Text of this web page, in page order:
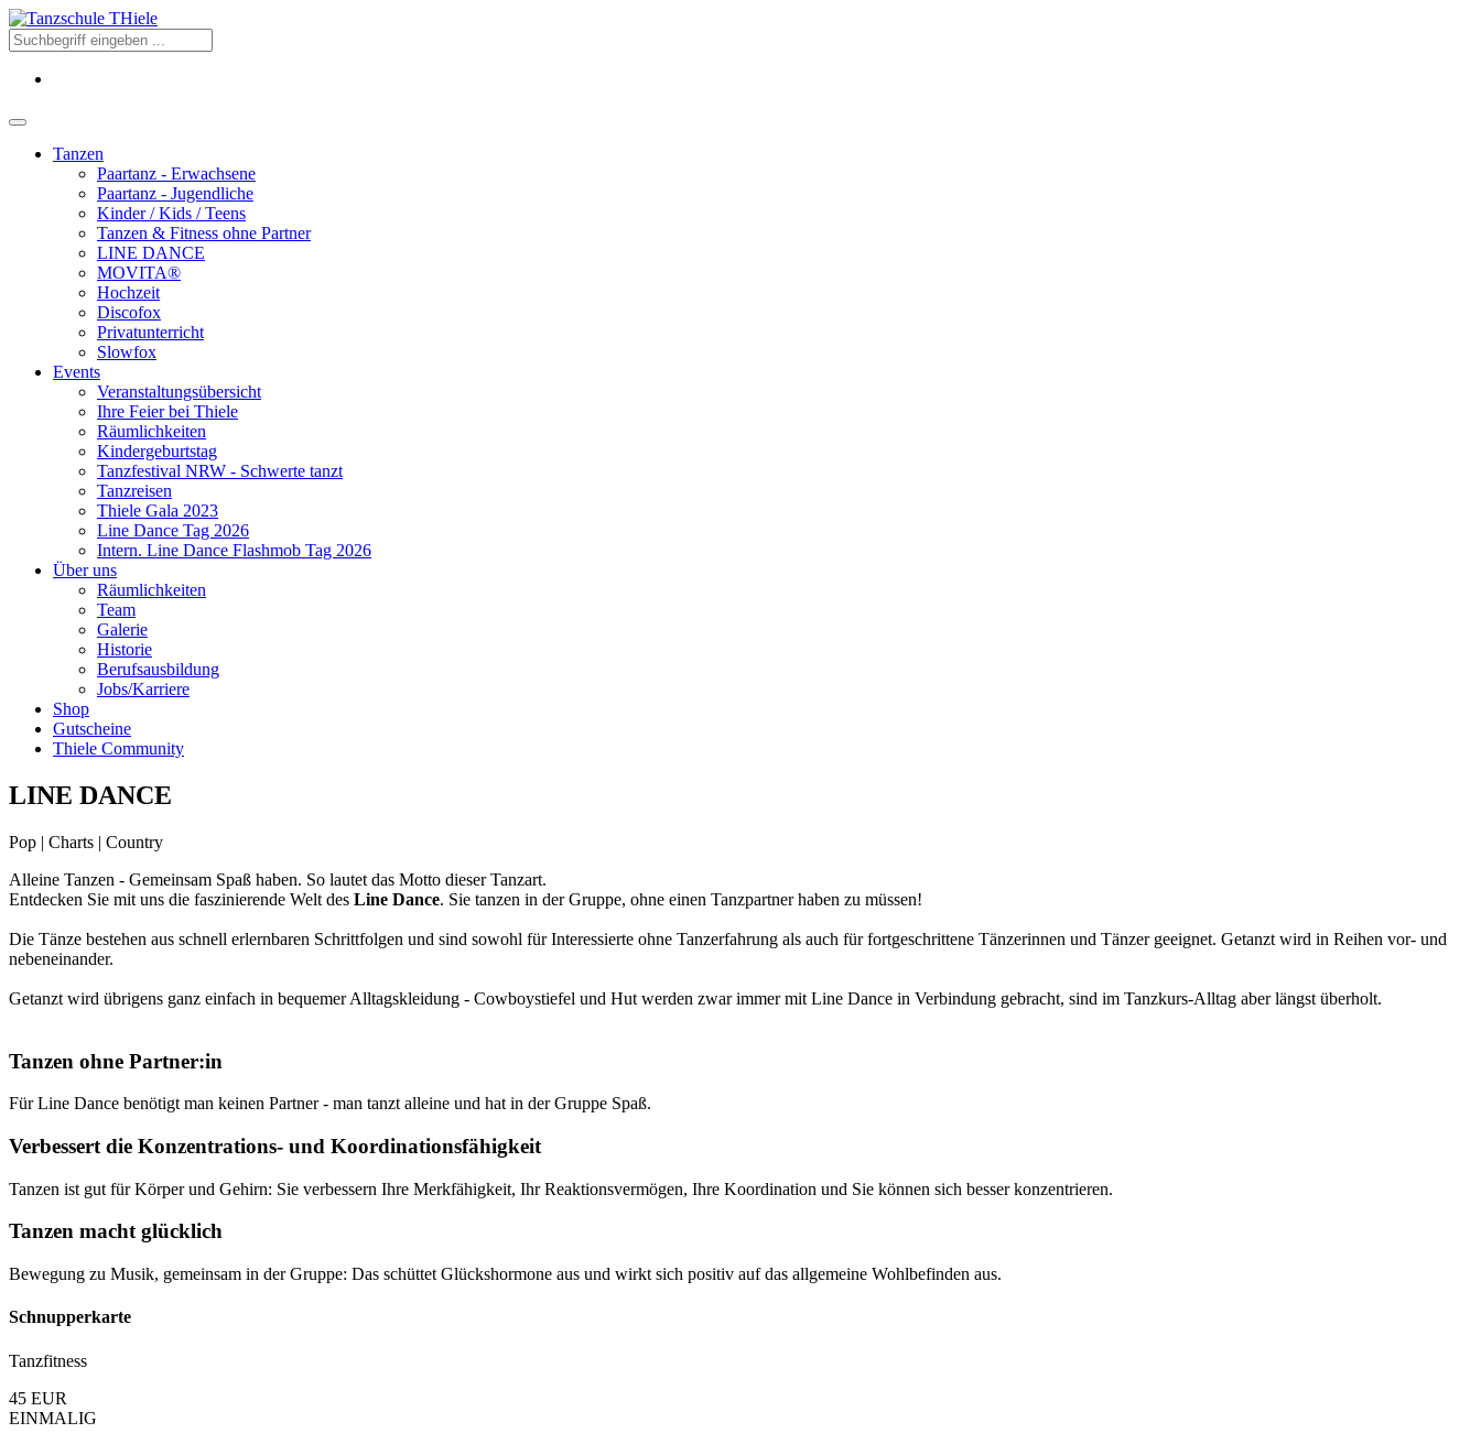
Tanzen
Paartanz - Erwachsene
Paartanz - Jugendliche
Kinder / Kids / Teens
Tanzen & Fitness ohne Partner
LINE DANCE
MOVITA®
Hochzeit
Discofox
Privatunterricht
Slowfox
Events
Veranstaltungsübersicht
Ihre Feier bei Thiele
Räumlichkeiten
Kindergeburtstag
Tanzfestival NRW - Schwerte tanzt
Tanzreisen
Thiele Gala 2023
Line Dance Tag 2026
Intern. Line Dance Flashmob Tag 2026
Über uns
Räumlichkeiten
Team
Galerie
Historie
Berufsausbildung
Jobs/Karriere
Shop
Gutscheine
Thiele Community
LINE DANCE
Pop | Charts | Country
Alleine Tanzen - Gemeinsam Spaß haben. So lautet das Motto dieser Tanzart.
Entdecken Sie mit uns die faszinierende Welt des Line Dance. Sie tanzen in der Gruppe, ohne einen Tanzpartner haben zu müssen!
Die Tänze bestehen aus schnell erlernbaren Schrittfolgen und sind sowohl für Interessierte ohne Tanzerfahrung als auch für fortgeschrittene Tänzerinnen und Tänzer geeignet. Getanzt wird in Reihen vor- und
nebeneinander.
Getanzt wird übrigens ganz einfach in bequemer Alltagskleidung - Cowboystiefel und Hut werden zwar immer mit Line Dance in Verbindung gebracht, sind im Tanzkurs-Alltag aber längst überholt.
Tanzen ohne Partner:in
Für Line Dance benötigt man keinen Partner - man tanzt alleine und hat in der Gruppe Spaß.
Verbessert die Konzentrations- und Koordinationsfähigkeit
Tanzen ist gut für Körper und Gehirn: Sie verbessern Ihre Merkfähigkeit, Ihr Reaktionsvermögen, Ihre Koordination und Sie können sich besser konzentrieren.
Tanzen macht glücklich
Bewegung zu Musik, gemeinsam in der Gruppe: Das schüttet Glückshormone aus und wirkt sich positiv auf das allgemeine Wohlbefinden aus.
Schnupperkarte
Tanzfitness
45 EUR
EINMALIG